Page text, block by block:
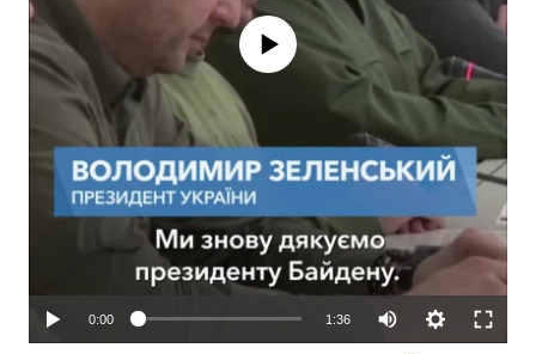
No media source currently available
0:00 1:36